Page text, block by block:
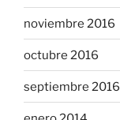
noviembre 2016
octubre 2016
septiembre 2016